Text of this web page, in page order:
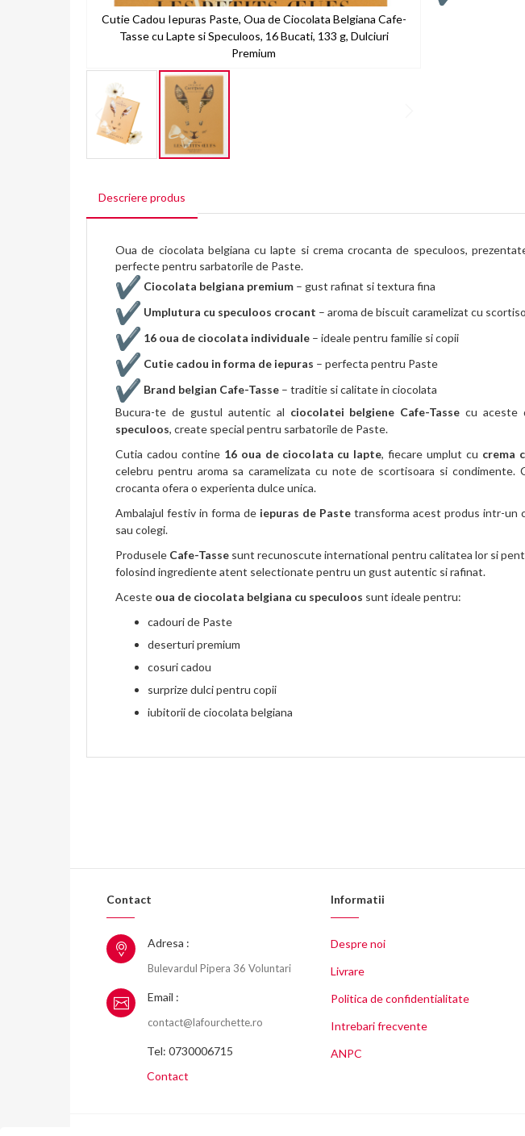
Cutie Cadou Iepuras Paste, Oua de Ciocolata Belgiana Cafe-
Tasse cu Lapte si Speculoos, 16 Bucati, 133 g, Dulciuri
Premium
the
beginning
images
gallery
Descriere produs
Oua de ciocolata belgiana cu lapte si crema crocanta de speculoos,
perfecte pentru sarbatorile de Paste.
Ciocolata belgiana premium – gust rafinat si textura fina
Umplutura cu speculoos crocant – aroma de biscuit caramelizat cu
16 oua de ciocolata individuale – ideale pentru familie si copii
Cutie cadou in forma de iepuras – perfecta pentru Paste
Brand belgian Cafe-Tasse – traditie si calitate in ciocolata
Bucura-te de gustul autentic al ciocolatei belgiene Cafe-Tasse cu aceste
speculoos, create special pentru sarbatorile de Paste.
Cutia cadou contine 16 oua de ciocolata cu lapte, fiecare umplut cu crema
celebru pentru aroma sa caramelizata cu note de scortisoara si
crocanta ofera o experienta dulce unica.
Ambalajul festiv in forma de iepuras de Paste transforma acest produs intr-un
sau colegi.
Produsele Cafe-Tasse sunt recunoscute international pentru calitatea lor si
folosind ingrediente atent selectionate pentru un gust autentic si rafinat.
Aceste oua de ciocolata belgiana cu speculoos sunt ideale pentru:
cadouri de Paste
deserturi premium
cosuri cadou
surprize dulci pentru copii
iubitorii de ciocolata belgiana
Contact
Adresa :
Bulevardul Pipera 36 Voluntari
Email :
contact@lafourchette.ro
Tel: 0730006715
Contact
Informatii
Despre noi
Livrare
Politica de confidentialitate
Intrebari frecvente
ANPC